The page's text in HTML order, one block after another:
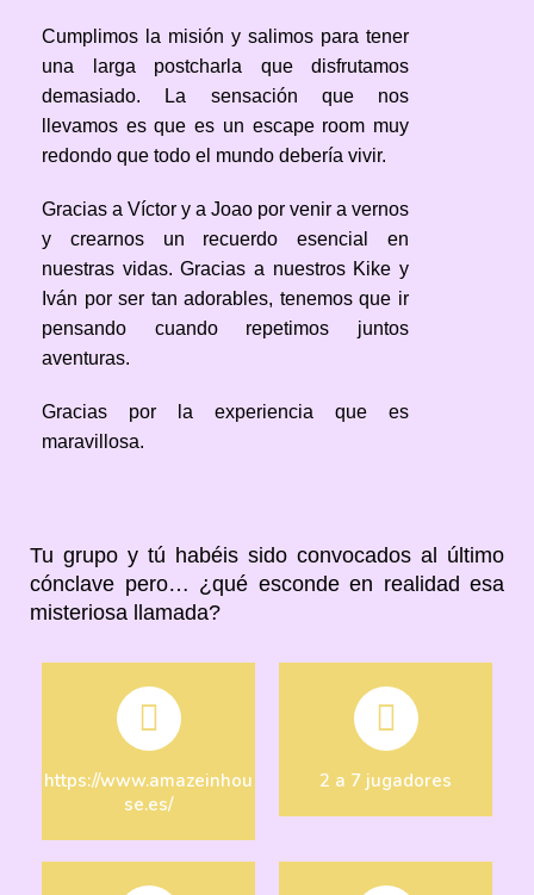
Cumplimos la misión y salimos para tener
una larga postcharla que disfrutamos
demasiado. La sensación que nos
llevamos es que es un escape room muy
redondo que todo el mundo debería vivir.
Gracias a Víctor y a Joao por venir a vernos
y crearnos un recuerdo esencial en
nuestras vidas. Gracias a nuestros Kike y
Iván por ser tan adorables, tenemos que ir
pensando cuando repetimos juntos
aventuras.
Gracias por la experiencia que es
maravillosa.
Tu grupo y tú habéis sido convocados al último
cónclave pero… ¿qué esconde en realidad esa
misteriosa llamada?
https://www.amazeinhou
se.es/
2 a 7 jugadores